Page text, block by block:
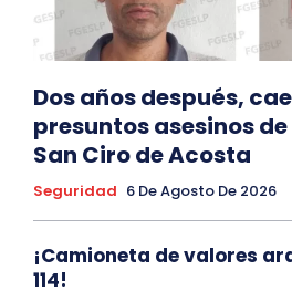
Dos años después,
presuntos asesinos
San Ciro de Acosta
Seguridad 6 De Agosto De 2026
¡Camioneta de valores
114!